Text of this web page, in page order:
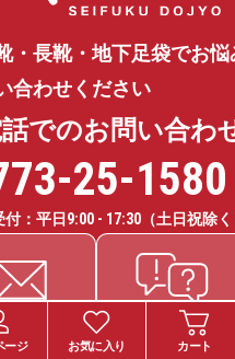
・長靴・地下足袋でお悩
合わせください
でのお問い合わ
25-1580
付：平日 9:00 - 17:30 （土日祝除く
ージ お気に入り カート